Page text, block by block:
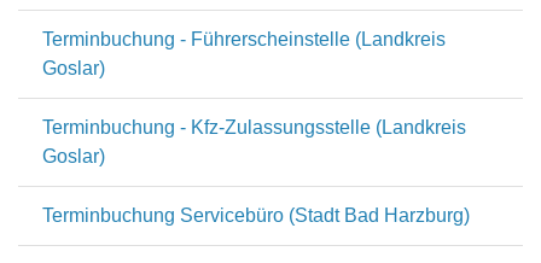
Terminbuchung - Führerscheinstelle (Landkreis
Goslar)
Terminbuchung - Kfz-Zulassungsstelle (Landkreis
Goslar)
Terminbuchung Servicebüro (Stadt Bad Harzburg)